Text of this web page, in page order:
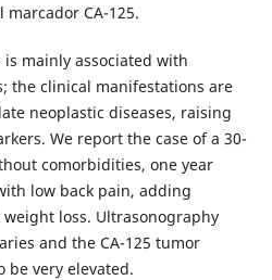
CA-125.
mainly associated with
the clinical manifestations are
neoplastic diseases, raising
We report the case of a 30-
comorbidities, one year
low back pain, adding
loss. Ultrasonography
and the CA-125 tumor
be very elevated.